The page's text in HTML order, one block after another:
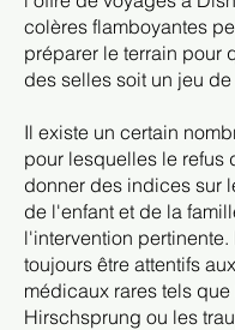
colères flamboyantes
préparer le terrain pour
des selles soit un jeu de
Il existe un certain
pour lesquelles le refus
donner des indices sur
de l'enfant et de la
l'intervention
toujours être attentifs
médicaux rares tels
Hirschsprung ou les